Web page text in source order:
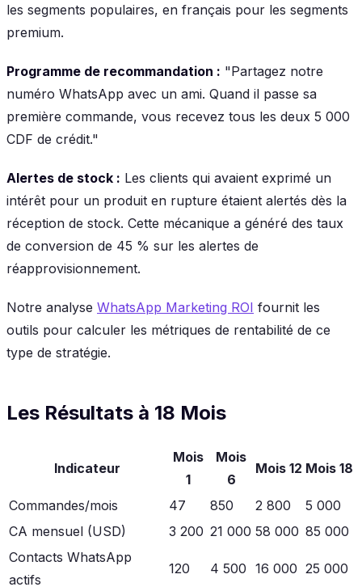
les segments populaires, en français pour les segments
premium.
Programme de recommandation : "Partagez notre
numéro WhatsApp avec un ami. Quand il passe sa
première commande, vous recevez tous les deux 5 000
CDF de crédit."
Alertes de stock : Les clients qui avaient exprimé un
intérêt pour un produit en rupture étaient alertés dès la
réception de stock. Cette mécanique a généré des taux
de conversion de 45 % sur les alertes de
réapprovisionnement.
Notre analyse WhatsApp Marketing ROI fournit les
outils pour calculer les métriques de rentabilité de ce
type de stratégie.
Les Résultats à 18 Mois
Indicateur
Mois
1
Mois
6
Mois 12 Mois 18
Commandes/mois 47 850 2 800
5 000
CA mensuel (USD)
3 200 21 000 58 000 85 000
Contacts WhatsApp
actifs
120 4 500 16 000 25 000